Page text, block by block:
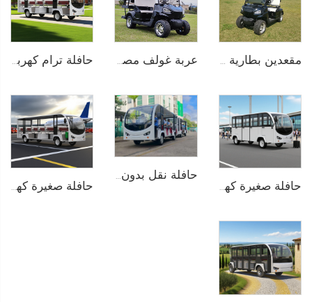
حافلة ترام كهربائية خالصة تعمل بالبطارية الليثيوم بسعة 14 مقعدًا وجهد 72 فولت تُستخدم في الحدائق الحيوانية طراز LS6148K
حافلة صغيرة كهربائية تعمل بالبطارية الليثيوم LiFePO4 بسعة 200AH ذات أبواب من الألمنيوم وبسعة 14 مقعدًا طراز LS6148KF
حافلة صغيرة كهربائية تعمل بالبطارية الليثيوم بجهد 96V تُستخدم في المنتجعات أو الفنادق بسعة 23 مقعدًا طراز LS6230K